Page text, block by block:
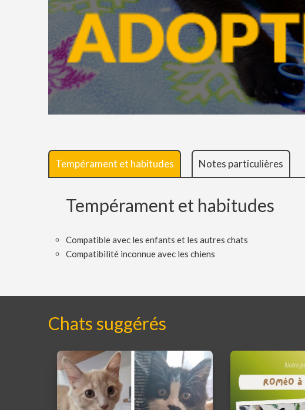
Tempérament et habitudes Notes particulières
Tempérament et habitudes
Compatible avec les enfants et les autres chats
Compatibilité inconnue avec les chiens
Chats suggérés